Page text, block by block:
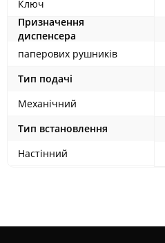
Ключ
Призначення
диспенсера
паперових рушників
Тип подачі
Механічний
Тип встановлення
Настінний